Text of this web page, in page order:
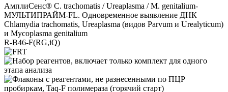
АмплиСенс® C. trachomatis / Ureaplasma / M. genitalium-
МУЛЬТИПРАЙМ-FL. Одновременное выявление ДНК
Chlamydia trachomatis, Ureaplasma (видов Parvum и Urealyticum)
и Mycoplasma genitalium
R-B46-F(RG,iQ)